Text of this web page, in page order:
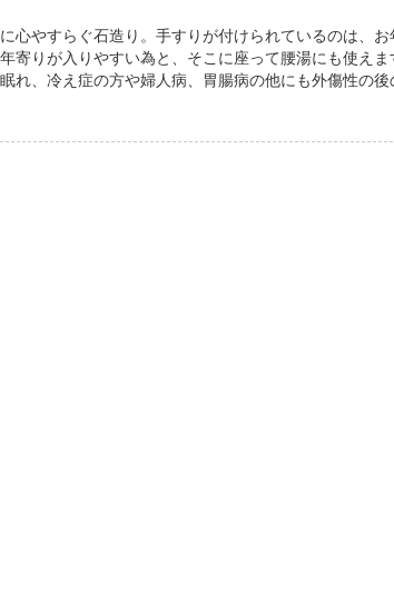
心やすらぐ石造り。手すりが付けられているのは、
寄りが入りやすい為と、そこに座って腰湯にも使え
れ、冷え症の方や婦人病、胃腸病の他にも外傷性の